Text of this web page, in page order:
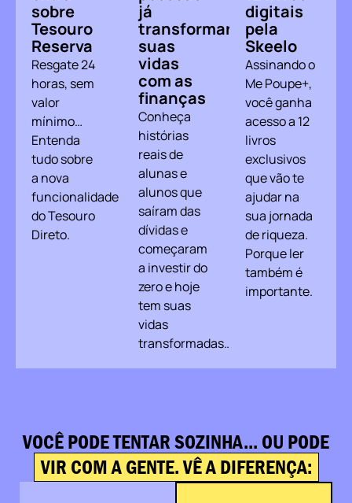
sobre
Tesouro
Reserva
Resgate 24
horas, sem
valor
mínimo…
Entenda
tudo sobre
a nova
funcionalidade
do Tesouro
Direto.
já
transformaram
suas
vidas
com as
finanças
Conheça
histórias
reais de
alunas e
alunos que
saíram das
dívidas e
começaram
a investir do
zero e hoje
tem suas
vidas
transformadas…
digitais
pela
Skeelo
Assinando o
Me Poupe+,
você ganha
acesso a 12
livros
exclusivos
que vão te
ajudar na
sua jornada
de riqueza.
Porque ler
também é
importante.
VOCÊ PODE TENTAR SOZINHA... OU PODE
VIR COM A GENTE. VÊ A DIFERENÇA: